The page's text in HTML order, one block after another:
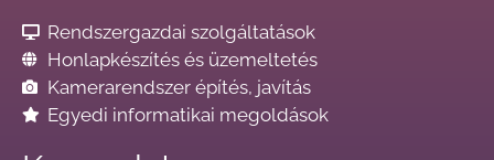
Rendszergazdai szolgáltatások​
Honlapkészítés és üzemeltetés
Kamerarendszer építés, javítás
Egyedi informatikai megoldások